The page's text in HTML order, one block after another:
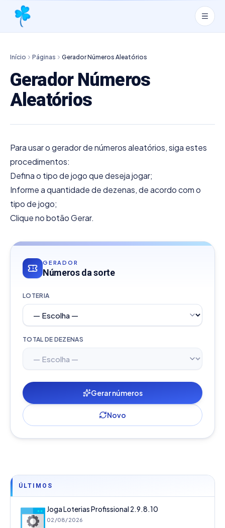
Início Páginas Gerador Números Aleatórios
Gerador Números
Aleatórios
Para usar o gerador de números aleatórios, siga estes
procedimentos:
Defina o tipo de jogo que deseja jogar;
Informe a quantidade de dezenas, de acordo com o
tipo de jogo;
Clique no botão Gerar.
GERADOR
Números da sorte
LOTERIA
TOTAL DE DEZENAS
Novo
Gerar números
ÚLTIMOS
Joga Loterias Profissional 2.9.8.10
02/08/2026